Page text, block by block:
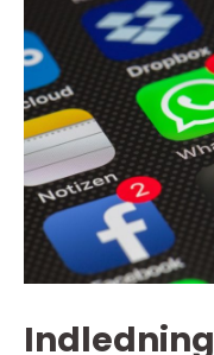
Indledning